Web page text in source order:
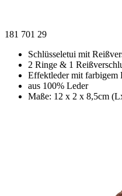
181 701 29
Schlüsseletui mit
2 Ringe & 1
Effektleder mit farbigem
aus 100% Leder
Maße: 12 x 2 x 8,5cm